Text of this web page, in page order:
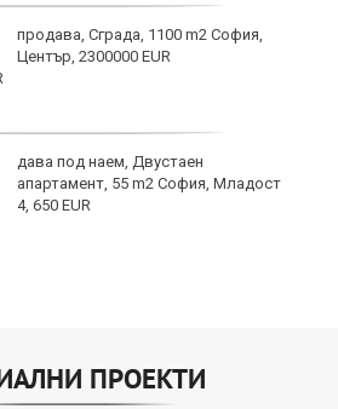
продава, Сграда, 1100 m2 София,
Център, 2300000 EUR
дава под наем, Двустаен
апартамент, 55 m2 София, Младост
4, 650 EUR
ПРОЕКТИ